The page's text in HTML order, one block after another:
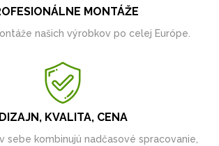
MONTÁŽE
našich výrobkov po celej Európe.
DIZAJN, KVALITA, CENA
sebe kombinujú nadčasové spracovanie,